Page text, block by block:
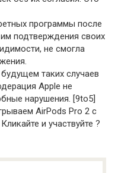
программы после
подтверждения своих
не смогла
таких случаев
Apple не
нарушения. [9to5]
AirPods Pro 2 с
и участвуйте ?